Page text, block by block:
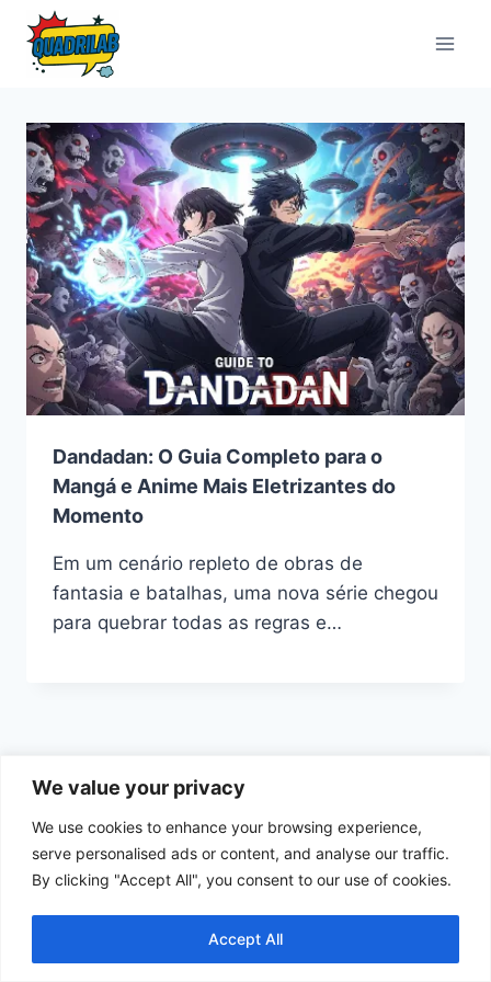
We value your privacy
We use cookies to enhance your browsing experience,
serve personalised ads or content, and analyse our traffic.
By clicking "Accept All", you consent to our use of cookies.
Accept All
Pular
para
Dandadan: O Guia Completo para o
Mangá e Anime Mais Eletrizantes do
Momento
Em um cenário repleto de obras de
fantasia e batalhas, uma nova série chegou
para quebrar todas as regras e…
Início
Política de Cookies
Política de Privacidade
Termos e Condições de Uso